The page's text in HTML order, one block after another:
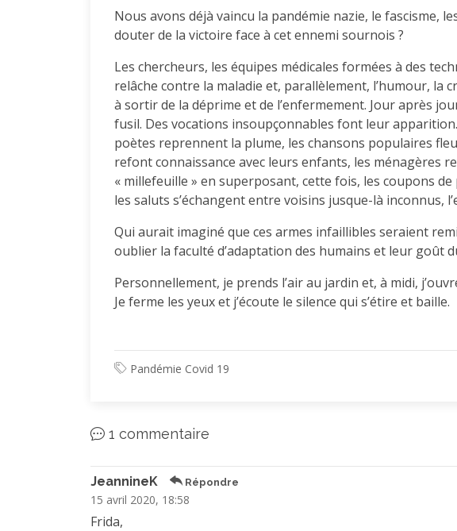
Nous avons déjà vaincu la pandémie nazie, le fascisme,
douter de la victoire face à cet ennemi sournois ?
Les chercheurs, les équipes médicales formées à des
relâche contre la maladie et, parallèlement, l’humour, la
à sortir de la déprime et de l’enfermement. Jour après
fusil. Des vocations insoupçonnables font leur
poètes reprennent la plume, les chansons populaires
refont connaissance avec leurs enfants, les ménagères
« millefeuille » en superposant, cette fois, les coupons
les saluts s’échangent entre voisins jusque-là inconnus,
Qui aurait imaginé que ces armes infaillibles seraient
oublier la faculté d’adaptation des humains et leur goût
Personnellement, je prends l’air au jardin et, à midi,
Je ferme les yeux et j’écoute le silence qui s’étire et baille.
Pandémie Covid 19
1 commentaire
JeannineK Répondre
15 avril 2020, 18:58
Frida,